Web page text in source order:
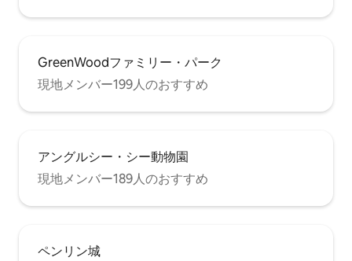
GreenWoodファミリー・パーク
現地メンバー199人のおすすめ
アングルシー・シー動物園
現地メンバー189人のおすすめ
ペンリン城